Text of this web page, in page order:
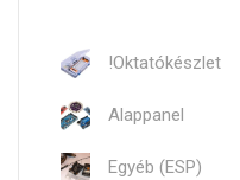
!Oktatókészlet
Alappanel
Egyéb (ESP)